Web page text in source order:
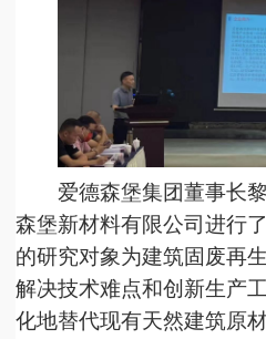
爱德森堡集团董事长
森堡新材料有限公司进行
的研究对象为建筑固废再
解决技术难点和创新生产
化地替代现有天然建筑原